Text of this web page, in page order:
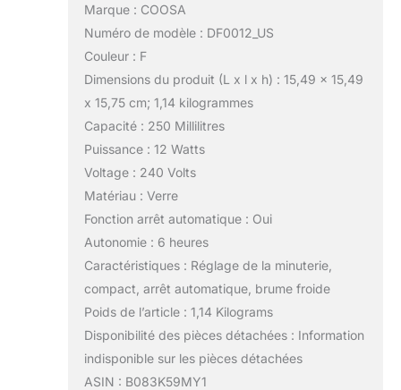
Marque : COOSA
Numéro de modèle : DF0012_US
Couleur : F
Dimensions du produit (L x l x h) : 15,49 x 15,49
x 15,75 cm; 1,14 kilogrammes
Capacité : 250 Millilitres
Puissance : 12 Watts
Voltage : 240 Volts
Matériau : Verre
Fonction arrêt automatique : Oui
Autonomie : 6 heures
Caractéristiques : Réglage de la minuterie,
compact, arrêt automatique, brume froide
Poids de l’article : 1,14 Kilograms
Disponibilité des pièces détachées : Information
indisponible sur les pièces détachées
ASIN : B083K59MY1